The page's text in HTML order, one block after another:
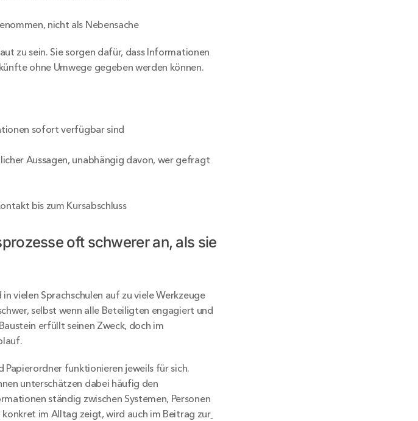
nicht als Nebensache
zu sein. Sie sorgen dafür, dass Informationen
ohne Umwege gegeben werden können.
sofort verfügbar sind
Aussagen, unabhängig davon, wer gefragt
bis zum Kursabschluss
oft schwerer an, als sie
vielen Sprachschulen auf zu viele Werkzeuge
selbst wenn alle Beteiligten engagiert und
erfüllt seinen Zweck, doch im
Papierordner funktionieren jeweils für sich.
unterschätzen dabei häufig den
ständig zwischen Systemen, Personen
konkret im Alltag zeigt, wird auch im Beitrag zur